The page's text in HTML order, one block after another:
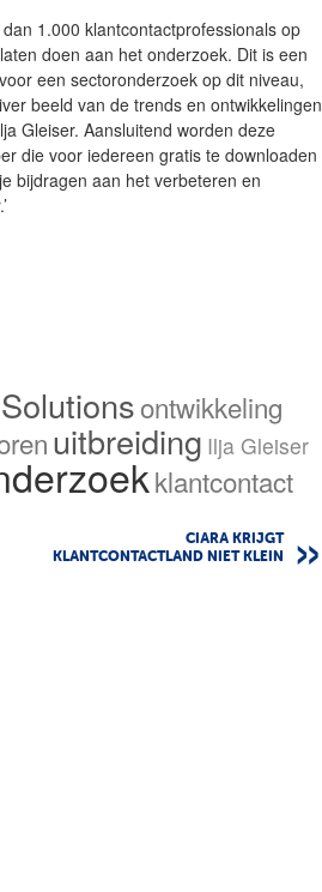
1.000 klantcontactprofessionals op
doen aan het onderzoek. Dit is een
een sectoronderzoek op dit niveau,
beeld van de trends en ontwikkelingen
Gleiser. Aansluitend worden deze
die voor iedereen gratis te downloaden
bijdragen aan het verbeteren en
ontwikkeling
uitbreiding Ilja Gleiser
klantcontact
CIARA KRIJGT
KLANTCONTACTLAND NIET KLEIN